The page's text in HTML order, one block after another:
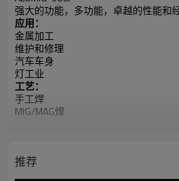
强大的功能，多功能，卓越的性能和
应用：
金属加工
维护和修理
汽车车身
灯工业
工艺：
手工焊
MIG/MAG焊
输入功率：400V，单相
推荐